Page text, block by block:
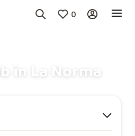
0
in La Norma